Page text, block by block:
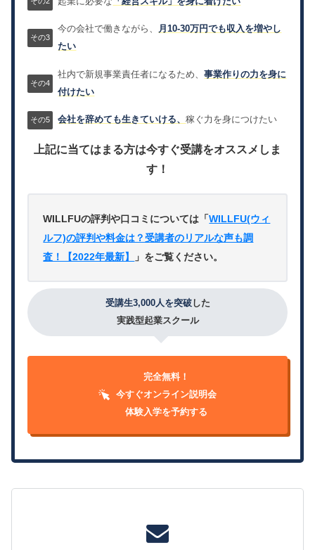
今の会社で働きながら、
月10-30万円でも収入を増やし
たい
社内で新規事業責任者になるため、事業作りの力を身に
付けたい
会社を辞めても生きていける、稼ぐ力を身につけたい
上記に当てはまる方は今すぐ受講をオススメしま
す！
WILLFUの評判や口コミについては「WILLFU(ウィ
ルフ)の評判や料金は？受講者のリアルな声も調
査！【2022年最新】
」をご覧ください。
受講生3,000人を突破した
実践型起業スクール
完全無料！
今すぐオンライン説明会
体験入学を予約する